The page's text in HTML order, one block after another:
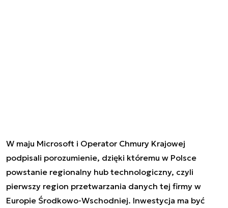
W maju Microsoft i Operator Chmury Krajowej
podpisali porozumienie, dzięki któremu w Polsce
powstanie regionalny hub technologiczny, czyli
pierwszy region przetwarzania danych tej firmy w
Europie Środkowo-Wschodniej. Inwestycja ma być